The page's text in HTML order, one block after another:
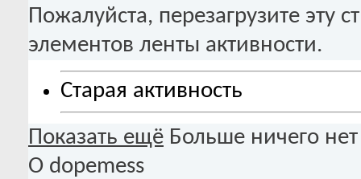
Пожалуйста, перезагрузите эту
элементов ленты активности.
Старая активность
Показать ещё Больше ничего нет
О dopemess